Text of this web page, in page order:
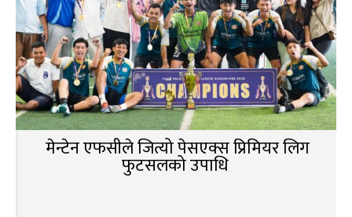
मेन्टेन एफसीले जित्यो पेसएक्स प्रिमियर लिग
फुटसलको उपाधि